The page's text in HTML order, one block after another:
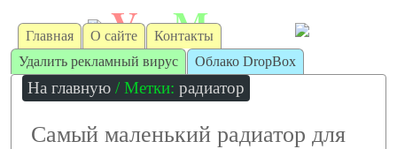
VirtMachine
Главная О сайте
Контакты
Удалить рекламный вирус
Облако DropBox
На главную / Метки: радиатор
Самый маленький радиатор для